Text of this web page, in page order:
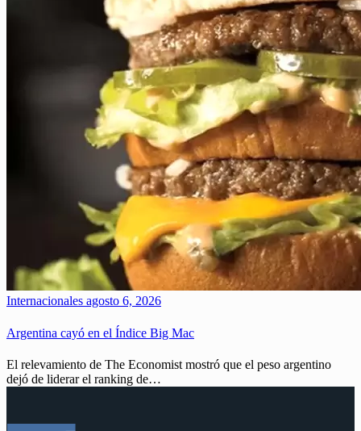
Internacionales agosto 6, 2026
Argentina cayó en el Índice Big Mac
El relevamiento de The Economist mostró que el peso argentino
dejó de liderar el ranking de…